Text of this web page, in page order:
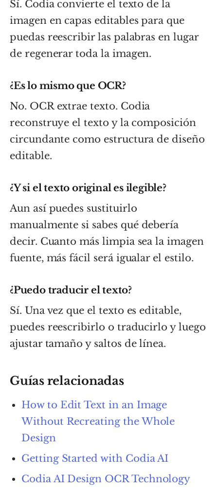
Sí. Codia convierte el texto de la
imagen en capas editables para que
puedas reescribir las palabras en lugar
de regenerar toda la imagen.
¿Es lo mismo que OCR?
No. OCR extrae texto. Codia
reconstruye el texto y la composición
circundante como estructura de diseño
editable.
¿Y si el texto original es ilegible?
Aun así puedes sustituirlo
manualmente si sabes qué debería
decir. Cuanto más limpia sea la imagen
fuente, más fácil será igualar el estilo.
¿Puedo traducir el texto?
Sí. Una vez que el texto es editable,
puedes reescribirlo o traducirlo y luego
ajustar tamaño y saltos de línea.
Guías relacionadas
How to Edit Text in an Image
Without Recreating the Whole
Design
Getting Started with Codia AI
Codia AI Design OCR Technology